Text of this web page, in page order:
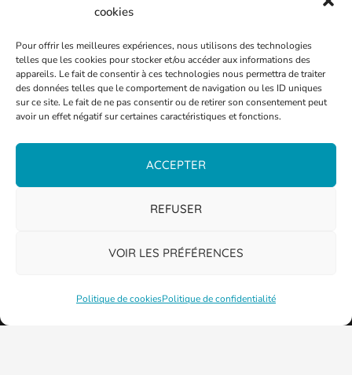
cookies
Pour offrir les meilleures expériences, nous utilisons des technologies
telles que les cookies pour stocker et/ou accéder aux informations des
appareils. Le fait de consentir à ces technologies nous permettra de traiter
des données telles que le comportement de navigation ou les ID uniques
sur ce site. Le fait de ne pas consentir ou de retirer son consentement peut
avoir un effet négatif sur certaines caractéristiques et fonctions.
ACCEPTER
REFUSER
VOIR LES PRÉFÉRENCES
Politique de cookiesPolitique de confidentialité